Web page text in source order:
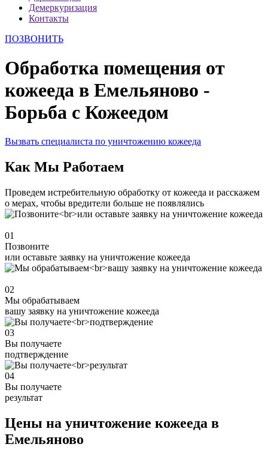
Демеркуризация
Контакты
ПОЗВОНИТЬ
Обработка помещения от
кожееда в Емельяново -
Борьба с Кожеедом
Вызвать специалиста по уничтожению кожееда
Как Мы Работаем
Проведем истребительную обработку от кожееда и расскажем
о мерах, чтобы вредители больше не появлялись
01
Позвоните
или оставьте заявку на уничтожение кожееда
02
Мы обрабатываем
вашу заявку на уничтожение кожееда
03
Вы получаете
подтверждение
04
Вы получаете
результат
Цены на уничтожение кожееда в
Емельяново